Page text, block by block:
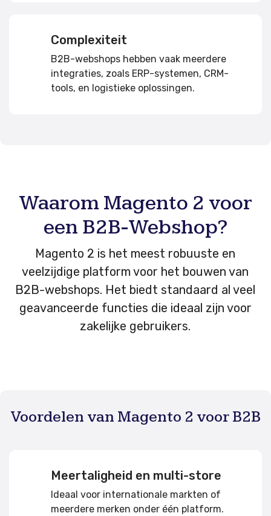
Complexiteit
B2B-webshops hebben vaak meerdere
integraties, zoals ERP-systemen, CRM-
tools, en logistieke oplossingen.
Waarom Magento 2 voor
een B2B-Webshop?
Magento 2 is het meest robuuste en
veelzijdige platform voor het bouwen van
B2B-webshops. Het biedt standaard al veel
geavanceerde functies die ideaal zijn voor
zakelijke gebruikers.
Voordelen van Magento 2 voor B2B
Meertaligheid en multi-store
Ideaal voor internationale markten of
meerdere merken onder één platform.